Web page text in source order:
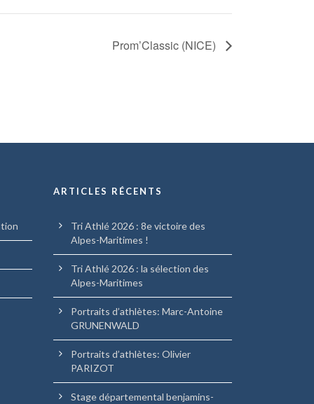
Prom’Classic (NICE)
ARTICLES RÉCENTS
Tri Athlé 2026 : 8e victoire des
Alpes-Maritimes !
Tri Athlé 2026 : la sélection des
Alpes-Maritimes
Portraits d’athlètes: Marc-Antoine
GRUNENWALD
Portraits d’athlètes: Olivier
PARIZOT
Stage départemental benjamins-